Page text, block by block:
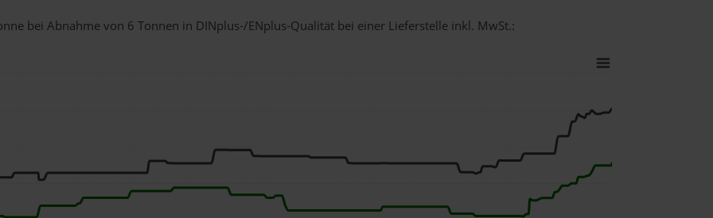
bei Abnahmevon 6 Tonnen in DINplus-/ENplus-Qualität bei einer Lieferstelle inkl. MwSt.: